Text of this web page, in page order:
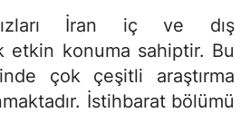
İran iç ve dış
etkin konuma sahiptir. Bu
çok çeşitli araştırma
İstihbarat bölümü